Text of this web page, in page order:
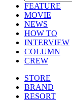
FEATURE
MOVIE
NEWS
HOW TO
INTERVIEW
COLUMN
CREW
STORE
BRAND
RESORT